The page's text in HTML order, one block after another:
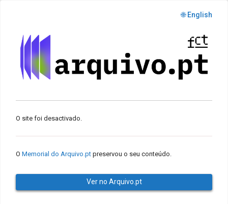
🌐 English
O site foi desactivado.
O Memorial do Arquivo.pt preservou o seu conteúdo.
Ver no Arquivo.pt